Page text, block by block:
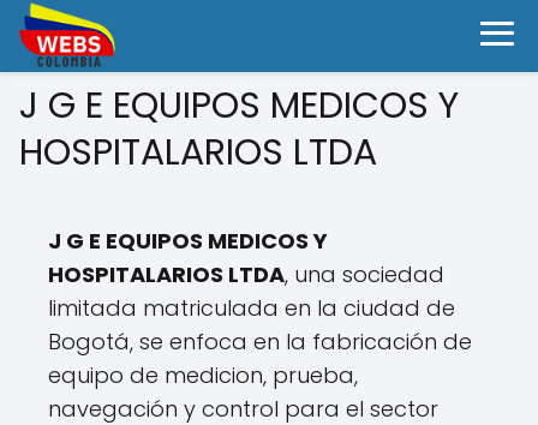
J G E EQUIPOS MEDICOS Y
HOSPITALARIOS LTDA
J G E EQUIPOS MEDICOS Y
HOSPITALARIOS LTDA, una sociedad
limitada matriculada en la ciudad de
Bogotá, se enfoca en la fabricación de
equipo de medicion, prueba,
navegación y control para el sector